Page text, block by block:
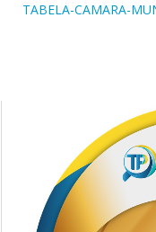
TABELA-CAMARA-